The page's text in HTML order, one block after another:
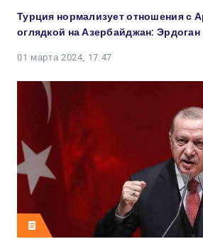
Турция нормализует отношения с
оглядкой на Азербайджан: Эрдоган
01 марта 2024, 17:47